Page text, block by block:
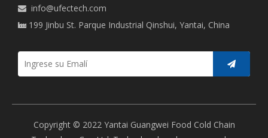
 info@ufectech.com
 199 Jinbu St. Parque Industrial Qinshui, Yantai, China
Copyright © 2022 Yantai Guangwei Food Cold Chain